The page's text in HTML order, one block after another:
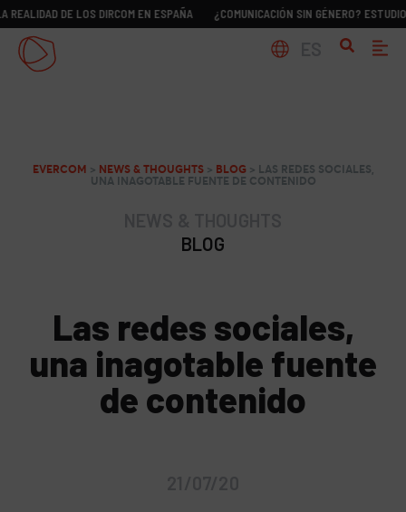
DE LOS DIRCOM EN ESPAÑA ¿COMUNICACIÓN SIN GÉNERO? ESTUDIO
EVERCOM > NEWS & THOUGHTS> BLOG > LAS REDES SOCIALES,
UNA INAGOTABLE FUENTE DE CONTENIDO
BLOG
Las redes sociales,
una inagotable fuente
de contenido